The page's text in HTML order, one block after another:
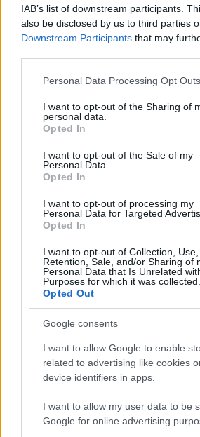
IAB’s list of downstream participants.
also be disclosed by us to third parties
Downstream Participants that may
Please note that this website/app uses
not limited to your visit or usage
grant or deny consent to Google and its
use your data for below specified
consent section.
Personal Data Processing Opt Outs
I want to opt-out of the Sharing of
personal data.
Opted In
I want to opt-out of the Sale of my
Personal Data.
Opted In
I want to opt-out of processing my
Personal Data for Targeted
Opted In
I want to opt-out of Collection, Use,
Retention, Sale, and/or Sharing of
Personal Data that Is Unrelated
Purposes for which it was collected.
Opted Out
Google consents
I want to allow Google to enable
related to advertising like cookies
device identifiers in apps.
I want to allow my user data to be
Google for online advertising
Sofía Herrera cubre lo que pasa en TikTok
televisión. Combina análisis cultural con
ligera.
Contacto:
Más leídos
MUSICA
Guía completa para crear
profesional en casa